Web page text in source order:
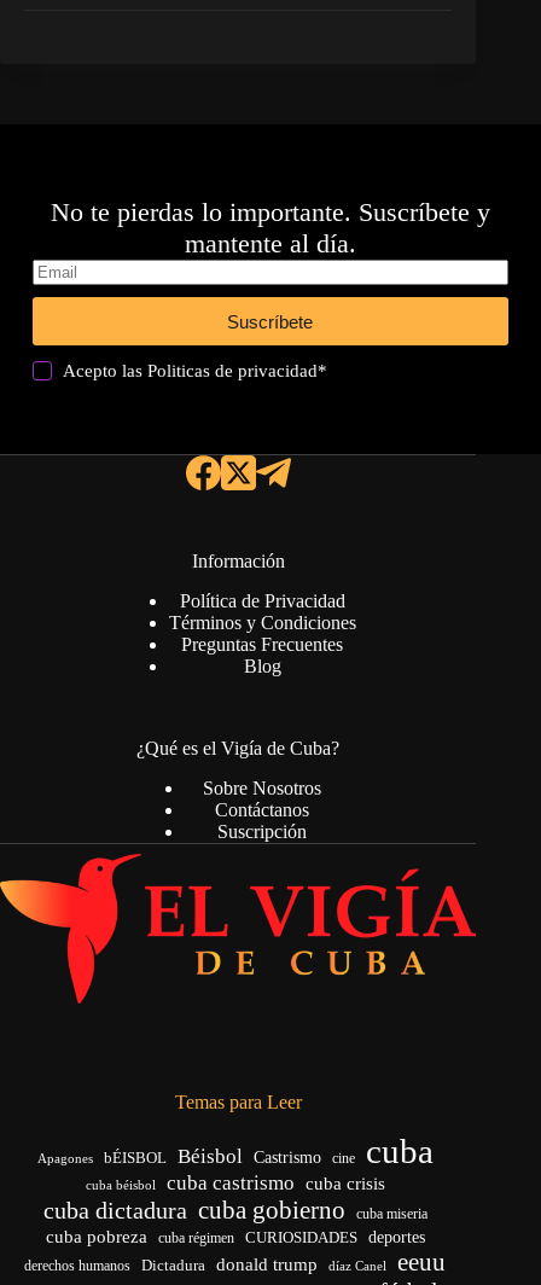
No te pierdas lo importante. Suscríbete y
mantente al día.
Suscríbete
Acepto lasPoliticas de privacidad*
Información
Política de Privacidad
Términos y Condiciones
Preguntas Frecuentes
Blog
¿Qué es el Vigía de Cuba?
Sobre Nosotros
Contáctanos
Suscripción
Temas para Leer
Apagones bÉISBOL Béisbol Castrismo cine cuba
cuba béisbol cuba castrismo cuba crisis
cuba dictadura cuba gobierno cuba miseria
cuba pobreza cuba régimen CURIOSIDADES deportes
derechos humanos Dictadura donald trump díaz Canel eeuu